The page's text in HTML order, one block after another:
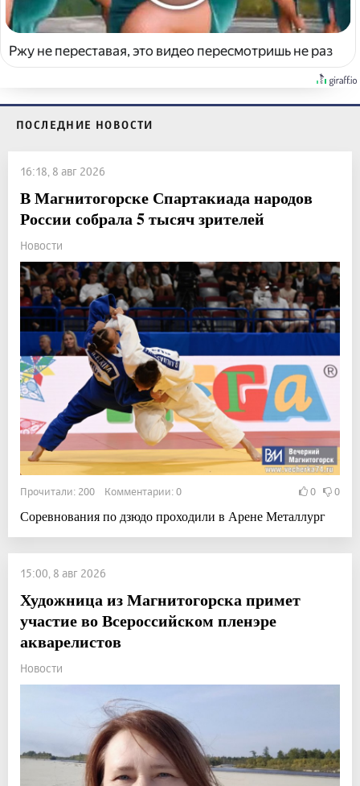
Ржу не переставая, это видео пересмотришь не раз
ПОСЛЕДНИЕ НОВОСТИ
16:18, 8 авг 2026
В Магнитогорске Спартакиада народов
России собрала 5 тысяч зрителей
Новости
Прочитали: 200 Комментарии: 0 0 0
Соревнования по дзюдо проходили в Арене Металлург
15:00, 8 авг 2026
Художница из Магнитогорска примет
участие во Всероссийском пленэре
акварелистов
Новости